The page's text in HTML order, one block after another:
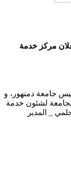
مركز خدمة
تحت رعاية الأستاذ الدكتور / إلهامي ترابيس ـ رئيس جامعة دمنهور، و
لشئون خدمة
_ المدير